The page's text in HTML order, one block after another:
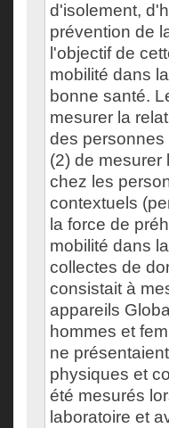
d'isolement,
prévention de
l'objectif de
mobilité dans
bonne santé.
mesurer la
des
(2) de mesurer
chez les
contextuels
la force de
mobilité dans
collectes de
consistait à
appareils
hommes et
ne
physiques et
été mesurés
laboratoire et